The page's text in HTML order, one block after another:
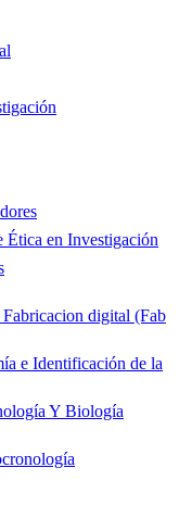
en Investigación
digital (Fab
e Identificación de la
Y Biología